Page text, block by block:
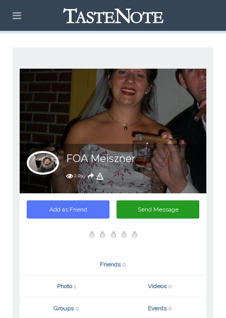
FOA Meiszner
2,099
Add as Friend Send Message
Friends 0
Photo1 Videos 0
Groups 0 Events 0